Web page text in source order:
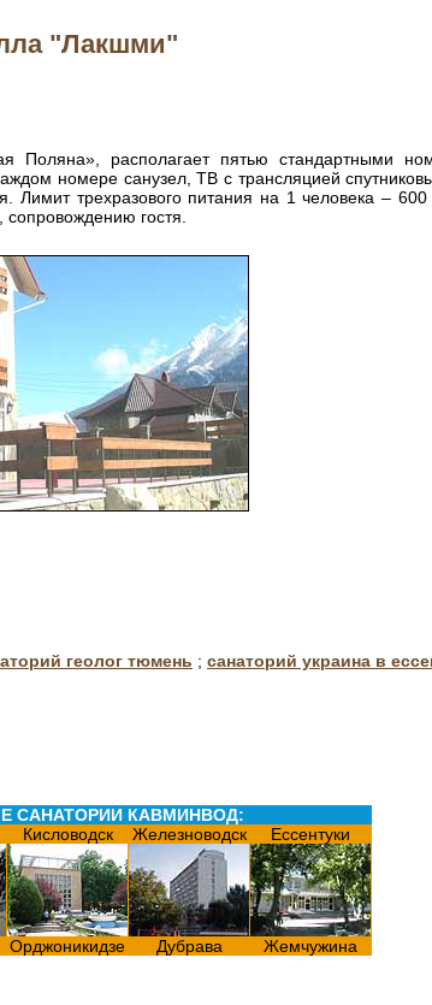
"Лакшми"
Поляна», располагает пятью стандартными
номере санузел, ТВ с трансляцией
Лимит трехразового питания на 1 человека –
сопровождению гостя.
геолог тюмень ; санаторий украина в
САНАТОРИИ КАВМИНВОД:
Кисловодск Железноводск Ессентуки
Орджоникидзе Дубрава Жемчужина